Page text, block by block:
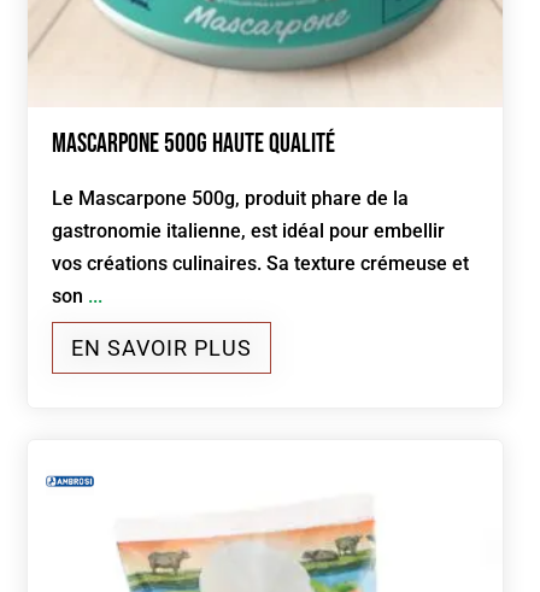
Mascarpone 500g haute qualité
Le Mascarpone 500g, produit phare de la
gastronomie italienne, est idéal pour embellir
vos créations culinaires. Sa texture crémeuse et
son ...
EN SAVOIR PLUS